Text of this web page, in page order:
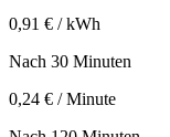
0,91 € / kWh
Nach 30 Minuten
0,24 € / Minute